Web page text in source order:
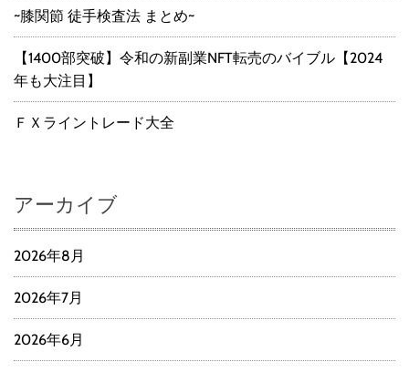
~膝関節 徒手検査法 まとめ~
【1400部突破】令和の新副業NFT転売のバイブル【2024
年も大注目】
ＦＸライントレード大全
アーカイブ
2026年8月
2026年7月
2026年6月